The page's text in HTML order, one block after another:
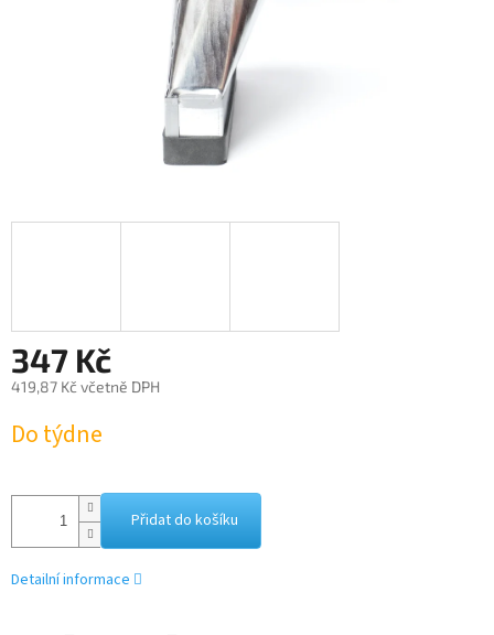
347 Kč
419,87 Kč včetně DPH
cena:
Do týdne
Přidat do košíku
Detailní informace